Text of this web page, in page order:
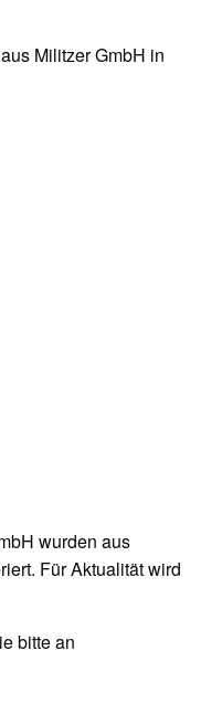
Militzer GmbH in
wurden aus
Für Aktualität wird
bitte an